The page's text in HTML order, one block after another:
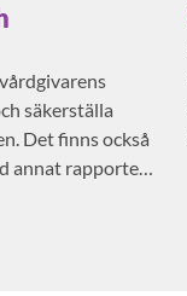
säkerställa
Det finns också
annat rapportera